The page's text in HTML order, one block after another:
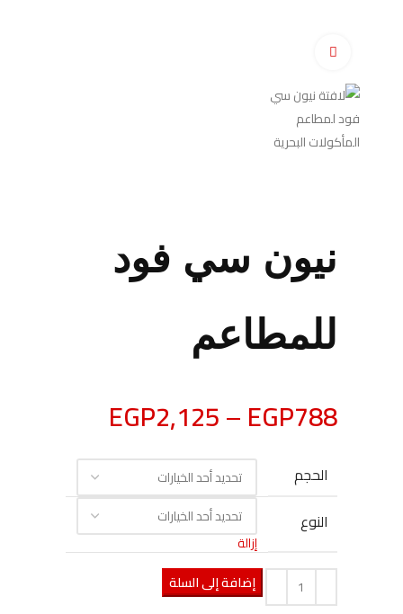
نيون سي فود
للمطاعم
EGP788
–
EGP2,125
الحجم
النوع
إزالة
إضافة إلى السلة